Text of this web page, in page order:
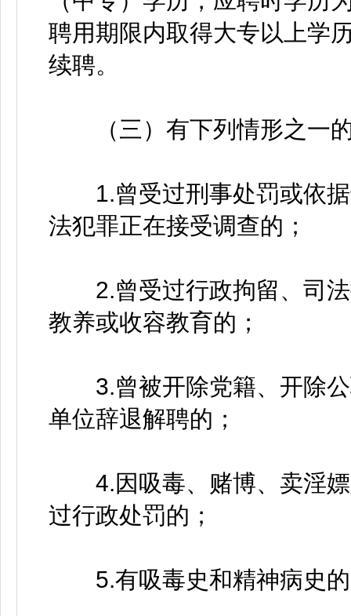
聘用期限内取得大专以上学
续聘。
（三）有下列情形之一的
1.曾受过刑事处罚或依据
法犯罪正在接受调查的；
2.曾受过行政拘留、司法
教养或收容教育的；
3.曾被开除党籍、开除公
单位辞退解聘的；
4.因吸毒、赌博、卖淫嫖
过行政处罚的；
5.有吸毒史和精神病史